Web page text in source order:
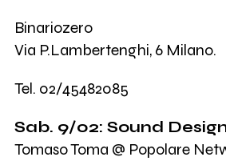
Binariozero
Via P.Lambertenghi, 6 Milano.
Tel. 02/45482085
Sab. 9/02: Sound
Tomaso Toma @ Popolare